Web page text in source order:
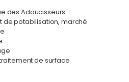
des Adoucisseurs….
de potabilisation, marché
de surface